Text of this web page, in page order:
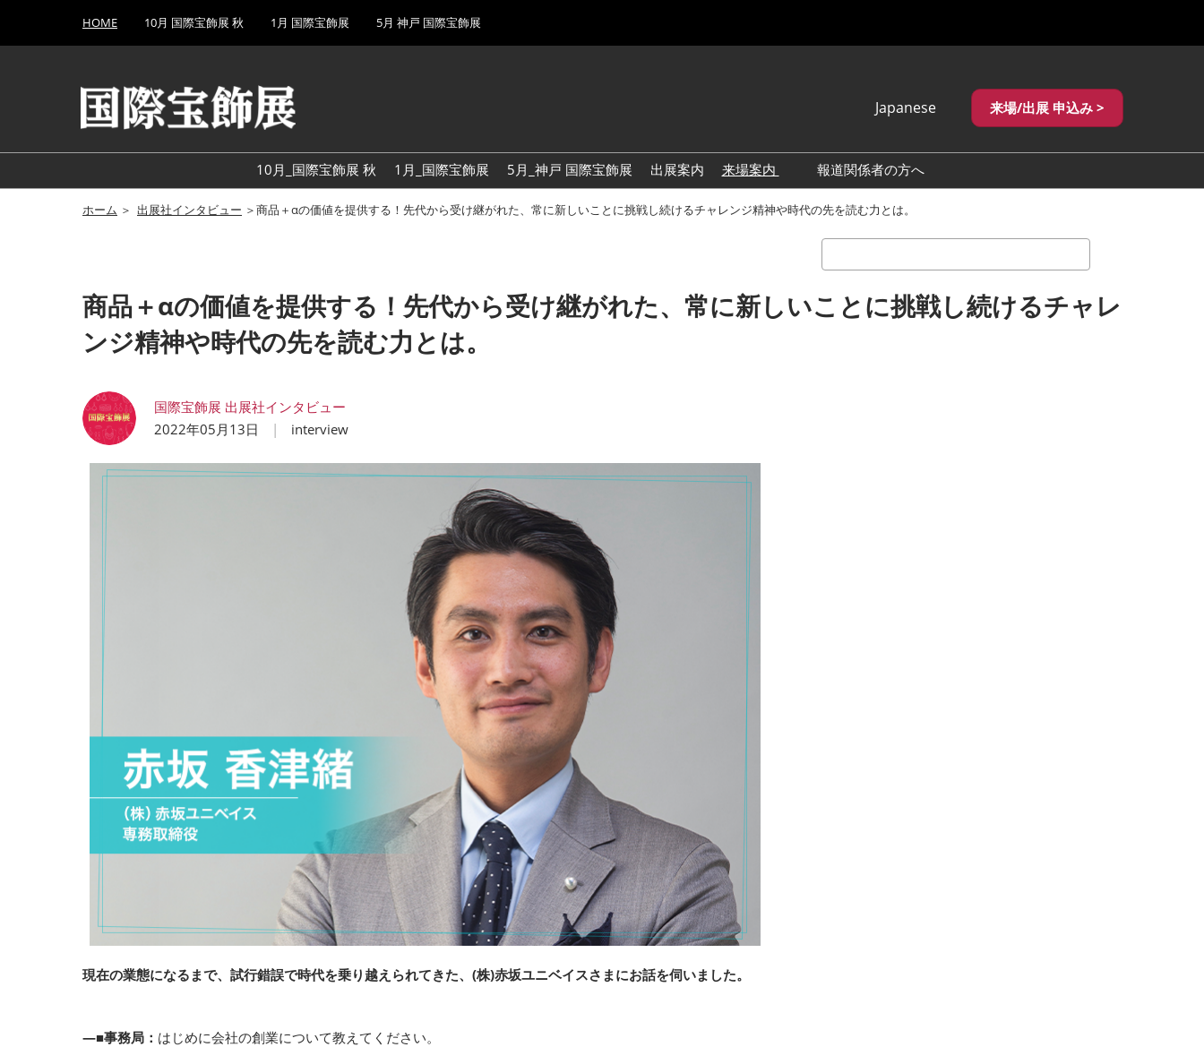
キ
し
て
to
HOME 10月 国際宝飾展 秋 1月 国際宝飾展 5月 神戸 国際宝飾展
Japanese
English
繁體中文
来場/出展 申込み >
10月_国際宝飾展 秋 1月_国際宝飾展 5月_神戸 国際宝飾展 出展案内
来場案内
来場登録でお困りの方へ
来場案内_国際宝飾展
来場案内_国際宝飾展 秋
来場案内_神戸国際宝飾展
報道関係者の方へ
ロゴダウンロード
ホーム ＞ 出展社インタビュー ＞商品＋αの価値を提供する！先代から受け継がれた、常に新しいことに挑戦し続けるチャレンジ精神や時代の先を読む力とは。
商品＋αの価値を提供する！先代から受け継がれた、常に新しいことに挑戦し続けるチャレ
ンジ精神や時代の先を読む力とは。
国際宝飾展 出展社インタビュー
2022年05月13日
interview
現在の業態になるまで、試行錯誤で時代を乗り越えられてきた、(株)赤坂ユニベイスさまにお話を伺いました。
―■事務局： はじめに会社の創業について教えてください。